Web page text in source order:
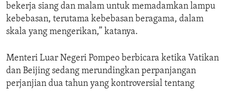
bekerja siang dan malam untuk memadamkan lampu
kebebasan, terutama kebebasan beragama, dalam
skala yang mengerikan,” katanya.
Menteri Luar Negeri Pompeo berbicara ketika Vatikan
dan Beijing sedang merundingkan perpanjangan
perjanjian dua tahun yang kontroversial tentang